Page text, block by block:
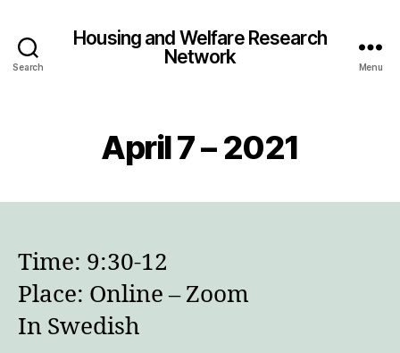
Search
Housing and Welfare Research
Network
Menu
April 7 – 2021
Time: 9:30-12
Place: Online – Zoom
In Swedish